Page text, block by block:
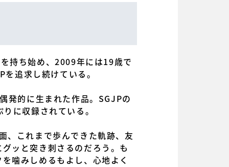
持ち始め、2009年には19歳で
追求し続けている。
発的に生まれた作品。SGJPの
に収録されている。
、これまで歩んできた軌跡、友
ッと突き刺さるのだろう。も
噛みしめるもよし、心地よく